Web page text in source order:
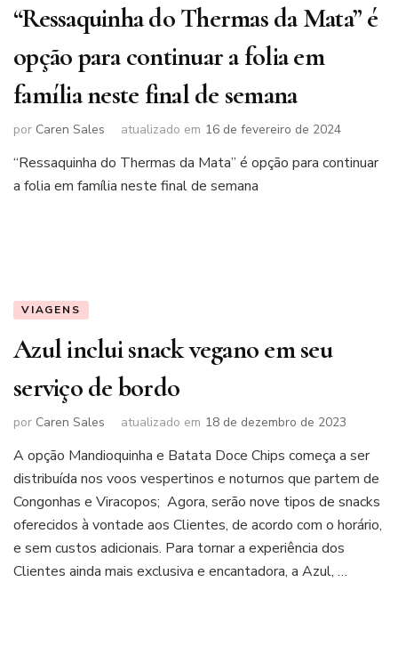
“Ressaquinha do Thermas da Mata” é
opção para continuar a folia em
família neste final de semana
por Caren Sales atualizado em 16 de fevereiro de 2024
“Ressaquinha do Thermas da Mata” é opção para continuar
a folia em família neste final de semana
VIAGENS
Azul inclui snack vegano em seu
serviço de bordo
por Caren Sales atualizado em 18 de dezembro de 2023
A opção Mandioquinha e Batata Doce Chips começa a ser
distribuída nos voos vespertinos e noturnos que partem de
Congonhas e Viracopos; Agora, serão nove tipos de snacks
oferecidos à vontade aos Clientes, de acordo com o horário,
e sem custos adicionais. Para tornar a experiência dos
Clientes ainda mais exclusiva e encantadora, a Azul, …